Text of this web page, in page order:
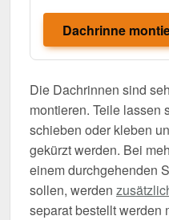
Dachrinne
Die Dachrinnen sind
montieren. Teile lassen
schieben oder kleben
gekürzt werden. Bei
einem durchgehenden
sollen, werden
separat bestellt werden